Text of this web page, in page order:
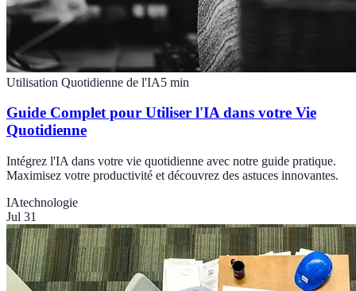
Utilisation Quotidienne de l'IA5 min
Guide Complet pour Utiliser l'IA dans votre Vie
Quotidienne
Intégrez l'IA dans votre vie quotidienne avec notre guide pratique.
Maximisez votre productivité et découvrez des astuces innovantes.
IAtechnologie
Jul 31